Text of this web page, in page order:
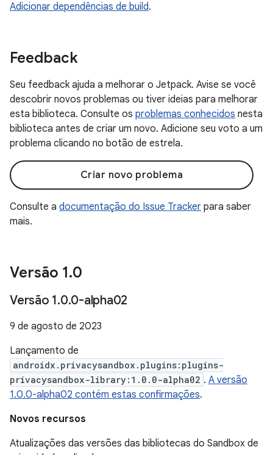
Adicionar dependências de build.
Feedback
Seu feedback ajuda a melhorar o Jetpack. Avise se você
descobrir novos problemas ou tiver ideias para melhorar
esta biblioteca. Consulte os problemas conhecidos nesta
biblioteca antes de criar um novo. Adicione seu voto a um
problema clicando no botão de estrela.
Criar novo problema
Consulte a documentação do Issue Tracker para saber
mais.
Versão 1.0
Versão 1.0.0-alpha02
9 de agosto de 2023
Lançamento de
androidx.privacysandbox.plugins:plugins-
privacysandbox-library:1.0.0-alpha02 . A versão
1.0.0-alpha02 contém estas confirmações.
Novos recursos
Atualizações das versões das bibliotecas do Sandbox de